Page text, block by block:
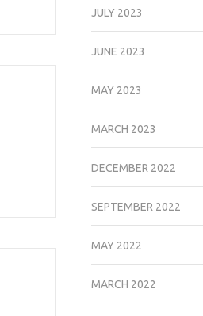
JULY 2023
JUNE 2023
MAY 2023
MARCH 2023
DECEMBER 2022
SEPTEMBER 2022
MAY 2022
MARCH 2022